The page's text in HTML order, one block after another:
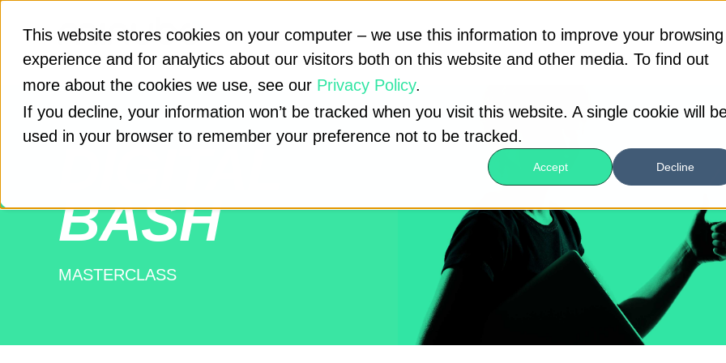
This website stores cookies on your computer – we use this information to improve your browsing
experience and for analytics about our visitors both on this website and other media. To find out
more about the cookies we use, see our Privacy Policy.
If you decline, your information won’t be tracked when you visit this website. A single cookie will
used in your browser to remember your preference not to be tracked.
Accept Decline
BASH
MASTERCLASS